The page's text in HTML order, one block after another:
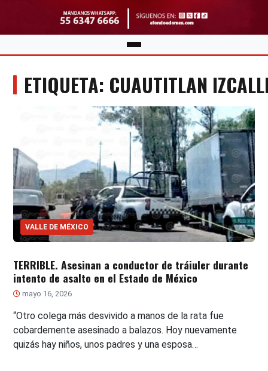
ETIQUETA: CUAUTITLAN
VALLE DE MÉXICO
TERRIBLE. Asesinan a conductor de tráiuler durante
intento de asalto en el Estado de México
mayo 16, 2026
“Otro colega más desvivido a manos de la rata fue
cobardemente asesinado a balazos. Hoy nuevamente
quizás hay niños, unos padres y una esposa…